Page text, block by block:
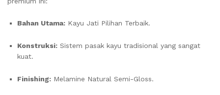
Bahan Utama: Kayu Jati Pilihan Terbaik.
Konstruksi: Sistem pasak kayu tradisional yang sangat
kuat.
Finishing: Melamine Natural Semi-Gloss.